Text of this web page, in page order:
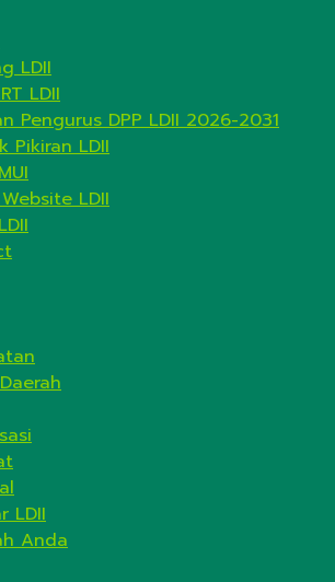
LDII
LDII
Pengurus DPP LDII 2026-2031
Pikiran LDII
LDII
LDII
Anda